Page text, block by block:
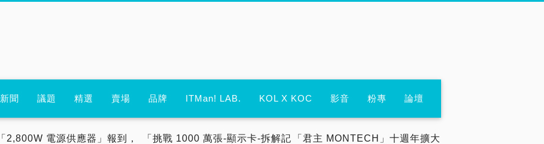
新聞 議題 精選 賣場 品牌 ITMan! LAB. KOL X KOC 影音 粉專 論壇
「2,800W 電源供應器」報到，
「挑戰 1000 萬張-顯示卡-拆解記
「君主 MONTECH」十週年擴大